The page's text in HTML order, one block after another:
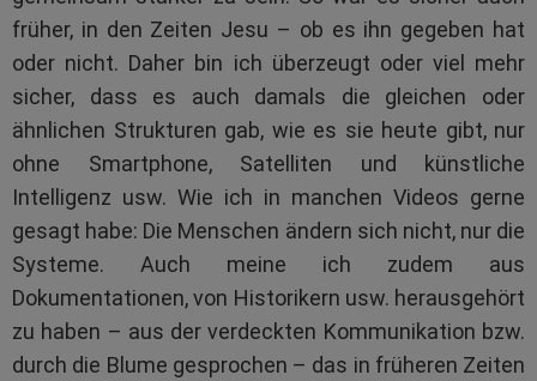
früher, in den Zeiten Jesu – ob es ihn gegeben hat
oder nicht. Daher bin ich überzeugt oder viel mehr
sicher, dass es auch damals die gleichen oder
ähnlichen Strukturen gab, wie es sie heute gibt, nur
ohne Smartphone, Satelliten und künstliche
Intelligenz usw. Wie ich in manchen Videos gerne
gesagt habe: Die Menschen ändern sich nicht, nur die
Systeme. Auch meine ich zudem aus
Dokumentationen, von Historikern usw. herausgehört
zu haben – aus der verdeckten Kommunikation bzw.
durch die Blume gesprochen – das in früheren Zeiten